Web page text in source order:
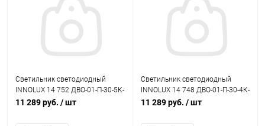
Светильник светодиодный
INNOLUX 14 752 ДВО-01-П-30-5К-
IP40-Армстронг-A1
11 289 руб. / шт
Светильник светодиодный
INNOLUX 14 748 ДВО-01-П-30-4К-
IP40-Армстронг-A1
11 289 руб. / шт